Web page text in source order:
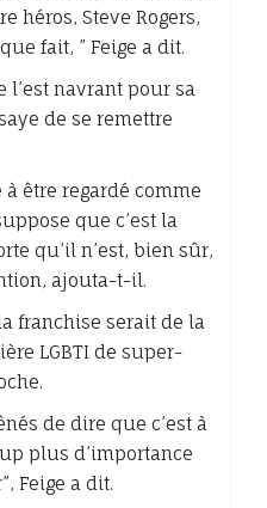
héros, Steve Rogers,
fait, ” Feige a dit.
l’est navrant pour sa
de se remettre
à être regardé comme
que c’est la
qu’il n’est, bien sûr,
ajouta-t-il.
franchise serait de la
LGBTI de super-
de dire que c’est à
plus d’importance
Feige a dit.